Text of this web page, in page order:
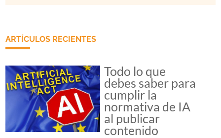
ARTÍCULOS RECIENTES
Todo lo que
debes saber para
cumplir la
normativa de IA
al publicar
contenido